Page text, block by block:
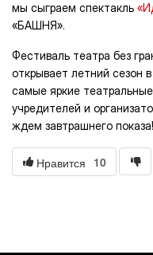
мы сыграем спектакль
«БАШНЯ».
Фестиваль театра без
открывает летний сезон
самые яркие
учредителей и
ждем завтрашнего показа!
Нравится 10